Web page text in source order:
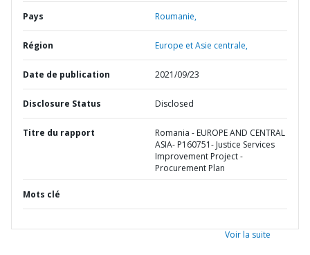
Pays Roumanie,
Région Europe et Asie centrale,
Date de publication 2021/09/23
Disclosure Status Disclosed
Titre du rapport
Romania - EUROPE AND CENTRAL
ASIA- P160751- Justice Services
Improvement Project -
Procurement Plan
Mots clé
Voir la suite